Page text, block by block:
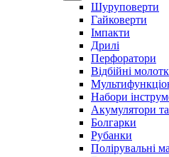
Шуруповерти
Гайковерти
Імпакти
Дрилі
Перфоратори
Відбійні
Набори
Акумулятори та
Болгарки
Рубанки
Полірувальні